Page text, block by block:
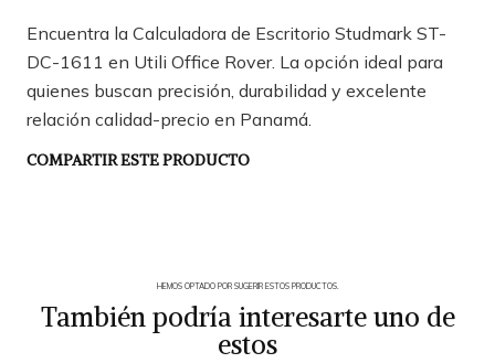
Encuentra la Calculadora de Escritorio Studmark ST-
DC-1611 en Utili Office Rover. La opción ideal para
quienes buscan precisión, durabilidad y excelente
relación calidad-precio en Panamá.
COMPARTIR ESTE PRODUCTO
HEMOS OPTADO POR SUGERIR ESTOS PRODUCTOS.
También podría interesarte uno de
estos